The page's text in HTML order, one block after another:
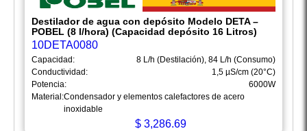
Destilador de agua con depósito Modelo DETA –
POBEL (8 l/hora) (Capacidad depósito 16 Litros)
10DETA0080
Capacidad:
8 L/h (Destilación), 84 L/h (Consumo)
Conductividad:
1,5 µS/cm (20°C)
Potencia:
6000W
Material:Condensador y elementos calefactores de acero
inoxidable
$3,286.69